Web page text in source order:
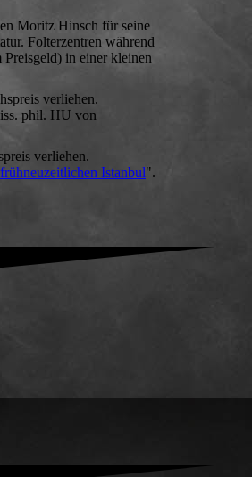
Moritz Hinsch für seine
Folterzentren während
in einer kleinen
verliehen.
phil. HU von
verliehen.
Istanbul".